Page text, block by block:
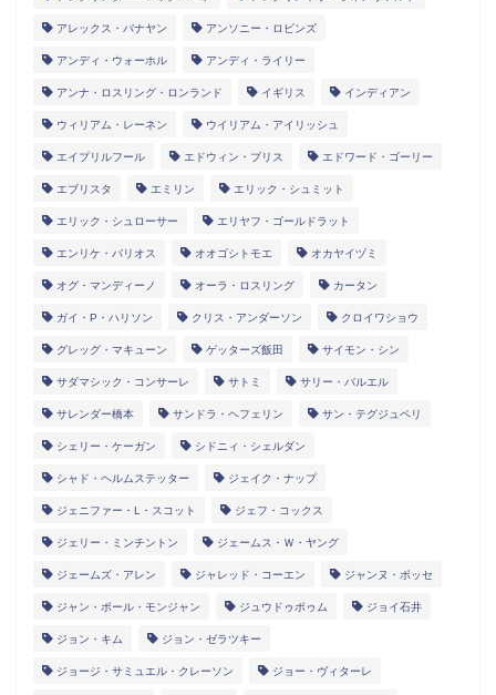
アレックス・バナヤン アンソニー・ロビンズ
アンディ・ウォーホル アンディ・ライリー
アンナ・ロスリング・ロンランド イギリス インディアン
ウィリアム・レーネン ウイリアム・アイリッシュ
エイプリルフール エドウィン・ブリス エドワード・ゴーリー
エブリスタ エミリン エリック・シュミット
エリック・シュローサー エリヤフ・ゴールドラット
エンリケ・バリオス オオゴシトモエ オカヤイヅミ
オグ・マンディーノ オーラ・ロスリング カータン
ガイ・P・ハリソン クリス・アンダーソン クロイワショウ
グレッグ・マキューン ゲッターズ飯田 サイモン・シン
サダマシック・コンサーレ サトミ サリー・バルエル
サレンダー橋本 サンドラ・ヘフェリン サン・テグジュペリ
シェリー・ケーガン シドニィ・シェルダン
シャド・ヘルムステッター ジェイク・ナップ
ジェニファー・L・スコット ジェフ・コックス
ジェリー・ミンチントン ジェームス・Ｗ・ヤング
ジェームズ・アレン ジャレッド・コーエン ジャンヌ・ボッセ
ジャン・ポール・モンジャン ジュウドゥポゥム ジョイ石井
ジョン・キム ジョン・ゼラツキー
ジョージ・サミュエル・クレーソン ジョー・ヴィターレ